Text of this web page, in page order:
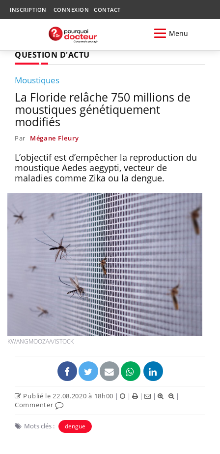
INSCRIPTION CONNEXION CONTACT
Menu
QUESTION D'ACTU
Moustiques
La Floride relâche 750 millions de
moustiques génétiquement
modifiés
Par Mégane Fleury
L’objectif est d’empêcher la reproduction du
moustique Aedes aegypti, vecteur de
maladies comme Zika ou la dengue.
KWANGMOOZAA/ISTOCK
Publié le 22.08.2020 à 18h00 | | | |
|
Commenter
Mots clés : dengue